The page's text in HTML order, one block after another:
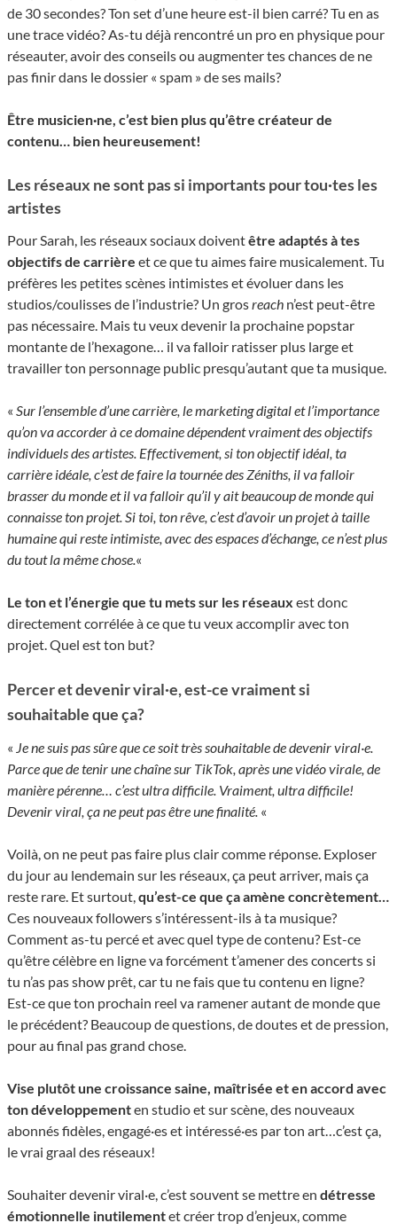
de 30 secondes? Ton set d’une heure est-il bien carré? Tu en as
une trace vidéo? As-tu déjà rencontré un pro en physique pour
réseauter, avoir des conseils ou augmenter tes chances de ne
pas finir dans le dossier « spam » de ses mails?
Être musicien·ne, c’est bien plus qu’être créateur de
contenu… bien heureusement!
Les réseaux ne sont pas si importants pour tou·tes les
artistes
Pour Sarah, les réseaux sociaux doiventêtre adaptés à tes
objectifs de carrière et ce que tu aimes faire musicalement. Tu
préfères les petites scènes intimistes et évoluer dans les
studios/coulisses de l’industrie? Un grosreach n’est peut-être
pas nécessaire. Mais tu veux devenir la prochaine popstar
montante de l’hexagone… il va falloir ratisser plus large et
travailler ton personnage public presqu’autant que ta musique.
« Sur l’ensemble d’une carrière, le marketing digital et l’importance
qu’on va accorder à ce domaine dépendent vraiment des objectifs
individuels des artistes. Effectivement, si ton objectif idéal, ta
carrière idéale, c’est de faire la tournée des Zéniths, il va falloir
brasser du monde et il va falloir qu’il y ait beaucoup de monde qui
connaisse ton projet. Si toi, ton rêve, c’est d’avoir un projet à taille
humaine qui reste intimiste, avec des espaces d’échange, ce n’est plus
du tout la même chose.«
Le ton et l’énergie que tu mets sur les réseaux est donc
directement corrélée à ce que tu veux accomplir avec ton
projet. Quel est ton but?
Percer et devenir viral·e, est-ce vraiment si
souhaitable que ça?
« Je ne suis pas sûre que ce soit très souhaitable de devenir viral·e.
Parce que de tenir une chaîne sur TikTok, après une vidéo virale, de
manière pérenne… c’est ultra difficile. Vraiment, ultra difficile!
Devenir viral, ça ne peut pas être une finalité. «
Voilà, on ne peut pas faire plus clair comme réponse. Exploser
du jour au lendemain sur les réseaux, ça peut arriver, mais ça
reste rare. Et surtout,qu’est-ce que ça amène concrètement…
Ces nouveaux followers s’intéressent-ils à ta musique?
Comment as-tu percé et avec quel type de contenu? Est-ce
qu’être célèbre en ligne va forcément t’amener des concerts si
tu n’as pas show prêt, car tu ne fais que tu contenu en ligne?
Est-ce que ton prochain reel va ramener autant de monde que
le précédent? Beaucoup de questions, de doutes et de pression,
pour au final pas grand chose.
Vise plutôt une croissance saine, maîtrisée et en accord avec
ton développementen studio et sur scène, des nouveaux
abonnés fidèles, engagé·es et intéressé·es par ton art…c’est ça,
le vrai graal des réseaux!
Souhaiter devenir viral·e, c’est souvent se mettre en détresse
émotionnelle inutilementet créer trop d’enjeux, comme